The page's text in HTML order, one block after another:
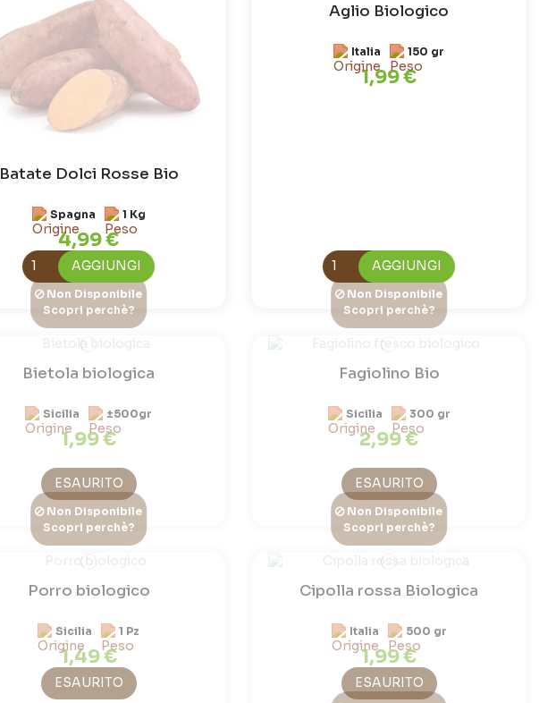
Batate Dolci Rosse Bio
Spagna 1 Kg
4,99 €
AGGIUNGI
Aglio Biologico
Italia 150 gr
1,99 €
AGGIUNGI
Non Disponibile
Scopri perchè?
Bietola biologica
Sicilia ±500gr
1,99 €
ESAURITO
Non Disponibile
Scopri perchè?
Fagiolino Bio
Sicilia 300 gr
2,99 €
ESAURITO
Non Disponibile
Scopri perchè?
Porro biologico
Sicilia 1 Pz
1,49 €
ESAURITO
Non Disponibile
Scopri perchè?
Cipolla rossa Biologica
Italia 500 gr
1,99 €
ESAURITO